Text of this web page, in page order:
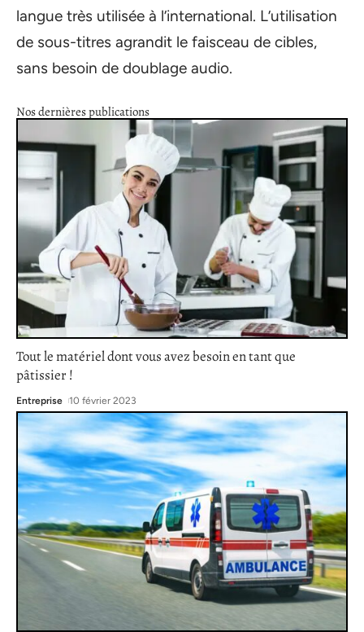
langue très utilisée à l’international. L’utilisation
de sous-titres agrandit le faisceau de cibles,
sans besoin de doublage audio.
Nos dernières publications
Tout le matériel dont vous avez besoin en tant que
pâtissier !
Entreprise 10 février 2023